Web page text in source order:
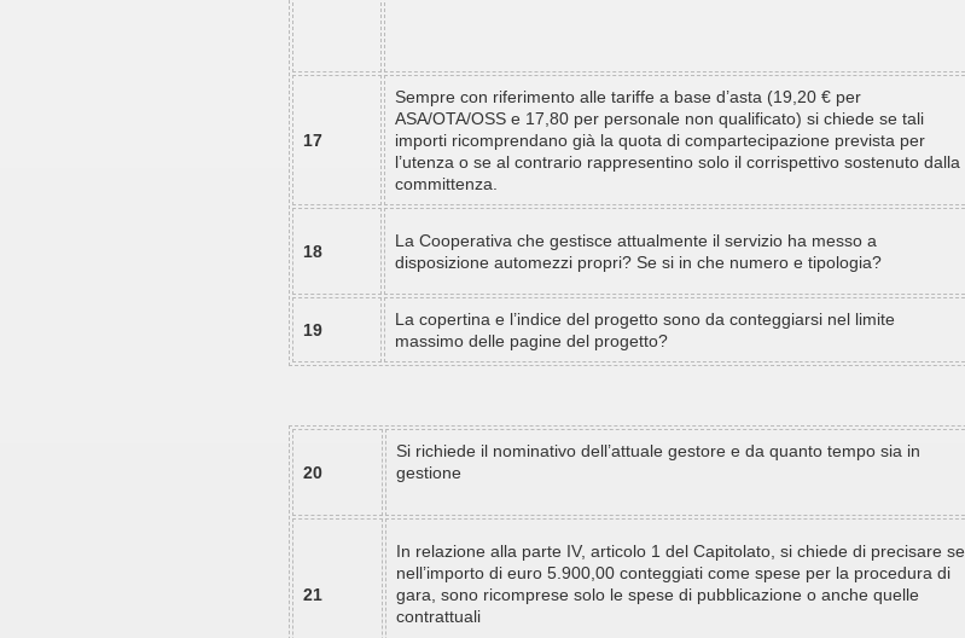
17
Sempre con riferimento alle tariffe a base d’asta (19,20 € per
ASA/OTA/OSS e 17,80 per personale non qualificato) si chiede se tali
importi ricomprendano già la quota di compartecipazione prevista per
l’utenza o se al contrario rappresentino solo il corrispettivo sostenuto dalla
committenza.
18
La Cooperativa che gestisce attualmente il servizio ha messo a
disposizione automezzi propri? Se si in che numero e tipologia?
19
La copertina e l’indice del progetto sono da conteggiarsi nel limite
massimo delle pagine del progetto?
20
Si richiede il nominativo dell’attuale gestore e da quanto tempo sia in
gestione
21
In relazione alla parte IV, articolo 1 del Capitolato, si chiede di precisare se
nell’importo di euro 5.900,00 conteggiati come spese per la procedura di
gara, sono ricomprese solo le spese di pubblicazione o anche quelle
contrattuali